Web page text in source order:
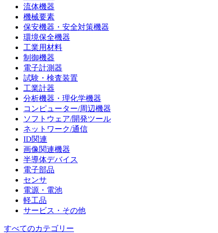
流体機器
機械要素
保安機器・安全対策機器
環境保全機器
工業用材料
制御機器
電子計測器
試験・検査装置
工業計器
分析機器・理化学機器
コンピューター/周辺機器
ソフトウェア/開発ツール
ネットワーク/通信
ID関連
画像関連機器
半導体デバイス
電子部品
センサ
電源・電池
軽工品
サービス・その他
すべてのカテゴリー